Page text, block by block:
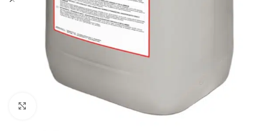
Klikkaa suurentaaksesi